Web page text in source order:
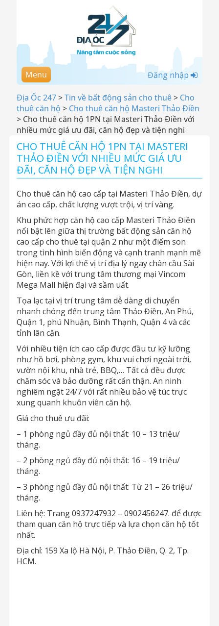
Menu Đăng nhập
Địa Ốc 247>Tin về bất động sản cho thuê> Cho
thuê căn hộ > Cho thuê căn hộ Masteri Thảo Điền
> Cho thuê căn hộ 1PN tại Masteri Thảo Điền với
nhiều mức giá ưu đãi, căn hộ đẹp và tiện nghi
CHO THUÊ CĂN HỘ 1PN TẠI MASTERI
THẢO ĐIỀN VỚI NHIỀU MỨC GIÁ ƯU
ĐÃI, CĂN HỘ ĐẸP VÀ TIỆN NGHI
Cho thuê căn hộ cao cấp tại Masteri Thảo Điền, dự
án cao cấp, chất lượng vượt trội, vị trí vàng.
Khu phức hợp căn hộ cao cấp Masteri Thảo Điền
nổi bật lên giữa thị trường bất động sản căn hộ
cao cấp cho thuê tại quận 2 như một điểm son
trong tình hình biến động và cạnh tranh mạnh mẽ
hiện nay. Với lợi thế vị trí địa lý ngay chân cầu Sài
Gòn, liền kề với trung tâm thương mại Vincom
Mega Mall hiện đại và sầm uất.
Tọa lạc tại vị trí trung tâm dễ dàng di chuyển
nhanh chóng đến trung tâm Thảo Điền, An Phú,
Quận 1, phú Nhuận, Bình Thạnh, Quận 4 và các
tỉnh lân cận.
Với nhiều tiện ích cao cấp được đầu tư kỹ lưỡng
như hồ bơi, phòng gym, khu vui chơi ngoài trời,
vườn nội khu, nhà trẻ, BBQ,… Tất cả đều được
chăm sóc và bảo dưỡng rất cẩn thận. An ninh
nghiêm ngặt 24/7 với rất nhiều bảo vệ túc trực
xung quanh khuôn viên căn hộ.
Giá cho thuê ưu đãi:
– 1 phòng ngủ đầy đủ nội thất: 10 – 13 triệu/
tháng.
– 2 phòng ngủ đầy đủ nội thất: 16 – 19 triệu/
tháng.
– 3 phòng ngủ đầy đủ nội thất: Từ 21 – 26 triệu/
tháng.
Liên hệ: Trang 0937247932 – 0902456247. để được
tham quan căn hộ trực tiếp và lựa chọn căn hộ tốt
nhất.
Địa chỉ: 159 Xa lộ Hà Nội, P. Thảo Điền, Q. 2, Tp.
HCM.